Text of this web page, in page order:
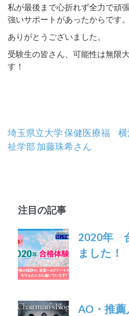
私が最後まで心折れず全力で頑
強いサポートがあったからです。
ありがとうございました。
受験生の皆さん、可能性は無限
す！
投
稿
ゲ
ー
シ
ョ
ン
埼玉県立大学 保健医療福
祉学部 加藤珠希さん
注目の記事
2020年
ました！
AO・推